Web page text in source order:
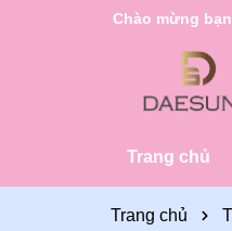
Rất nhiều ưu
Trang chủ
Trang chủ